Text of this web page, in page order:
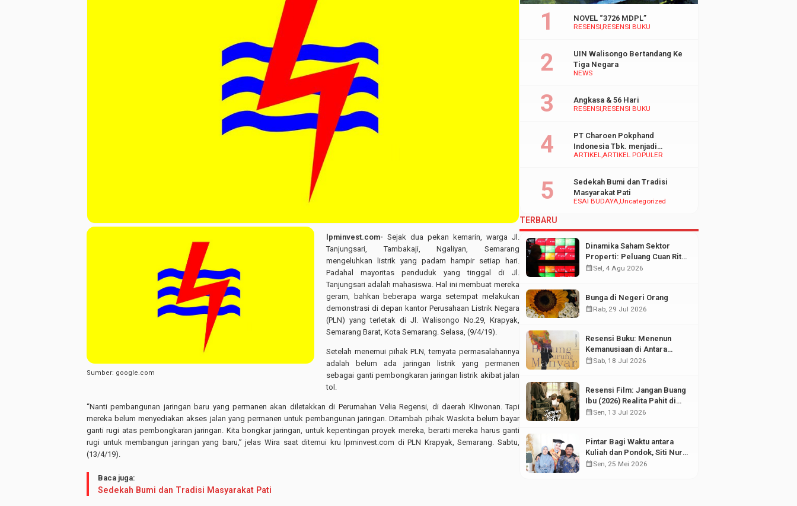
Sumber: google.com
lpminvest.com- Sejak dua pekan kemarin, warga Jl.
Tanjungsari, Tambakaji, Ngaliyan, Semarang
mengeluhkan listrik yang padam hampir setiap hari.
Padahal mayoritas penduduk yang tinggal di Jl.
Tanjungsari adalah mahasiswa. Hal ini membuat mereka
geram, bahkan beberapa warga setempat melakukan
demonstrasi di depan kantor Perusahaan Listrik Negara
(PLN) yang terletak di Jl. Walisongo No.29, Krapyak,
Semarang Barat, Kota Semarang. Selasa, (9/4/19).
Setelah menemui pihak PLN, ternyata permasalahannya
adalah belum ada jaringan listrik yang permanen
sebagai ganti pembongkaran jaringan listrik akibat jalan
tol.
“Nanti pembangunan jaringan baru yang permanen akan diletakkan di Perumahan Velia Regensi, di daerah Kliwonan. Tapi
mereka belum menyediakan akses jalan yang permanen untuk pembangunan jaringan. Ditambah pihak Waskita belum bayar
ganti rugi atas pembongkaran jaringan. Kita bongkar jaringan, untuk kepentingan proyek mereka, berarti mereka harus ganti
rugi untuk membangun jaringan yang baru,” jelas Wira saat ditemui kru lpminvest.com di PLN Krapyak, Semarang. Sabtu,
(13/4/19).
Baca juga:
Sedekah Bumi dan Tradisi Masyarakat Pati
RESENSI RESENSI BUKU
NOVEL “3726 MDPL”
NEWS
UIN Walisongo Bertandang Ke
Tiga Negara
RESENSI RESENSI BUKU
Angkasa & 56 Hari
ARTIKELARTIKEL POPULER
PT Charoen Pokphand
Indonesia Tbk. menjadi
inspirasi Bagi UMKM di
ESAI BUDAYAUncategorized
Sedekah Bumi dan Tradisi
Masyarakat Pati
TERBARU
Dinamika Saham Sektor
Properti: Peluang Cuan Ritel
di Tengah Fluktuasi Pasar
calendar_monthSel, 4 Agu 2026
Bunga di Negeri Orang
calendar_monthRab, 29 Jul 2026
Resensi Buku: Menenun
Kemanusiaan di Antara
Puing Sejarah
calendar_monthSab, 18 Jul 2026
Resensi Film: Jangan Buang
Ibu (2026) Realita Pahit di
Balik Kesuksesan Anak
calendar_monthSen, 13 Jul 2026
Pintar Bagi Waktu antara
Kuliah dan Pondok, Siti Nur
Aisyah Sabet Gelar
calendar_monthSen, 25 Mei 2026